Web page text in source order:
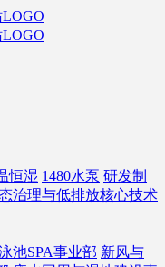
恒湿 1480水泵 研发制
治理与低排放核心技术
池SPA事业部 新风与